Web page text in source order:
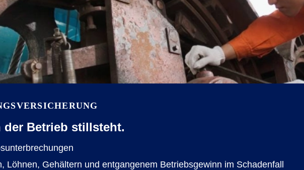
der Betrieb stillsteht.
Löhnen, Gehältern und entgangenem Betriebsgewinn im Schadenfall